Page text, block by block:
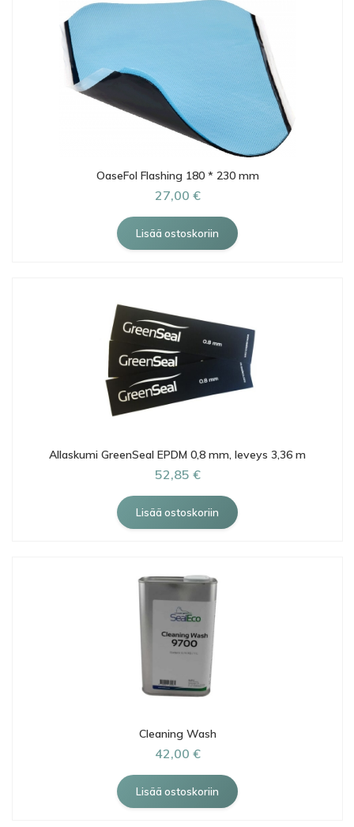
OaseFol Flashing 180 * 230 mm
27,00 €
Allaskumi GreenSeal EPDM 0,8 mm, leveys 3,36 m
52,85 €
Cleaning Wash
42,00 €